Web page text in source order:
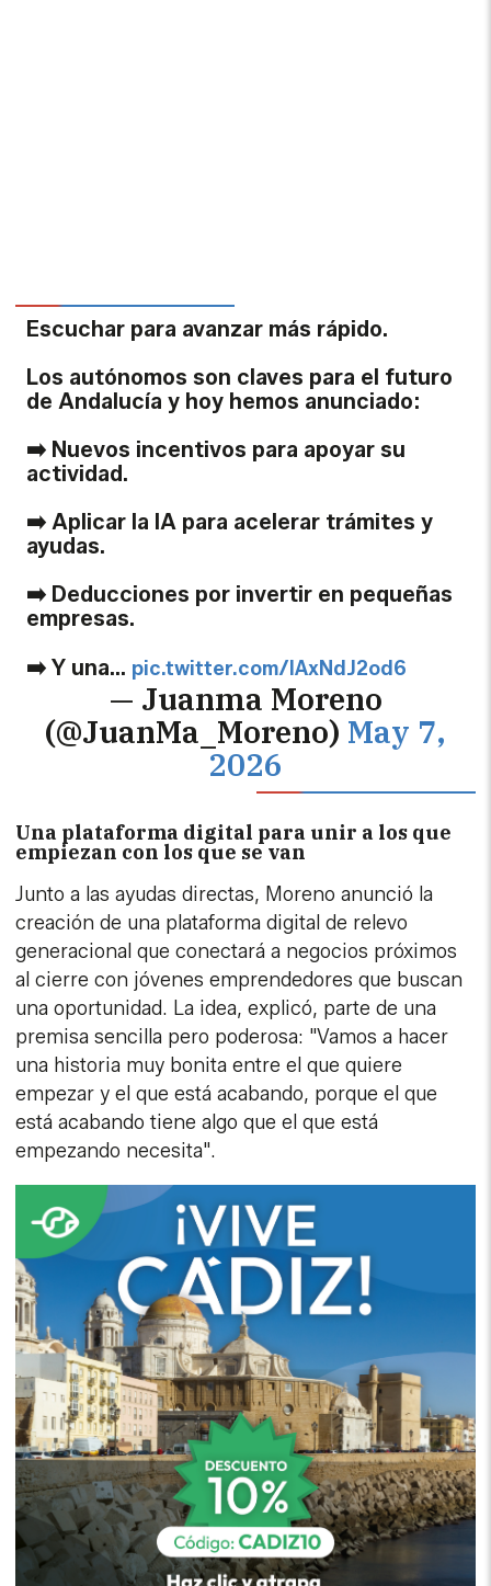
Escuchar para avanzar más rápido.
Los autónomos son claves para el futuro
de Andalucía y hoy hemos anunciado:
➡️ Nuevos incentivos para apoyar su
actividad.
➡️ Aplicar la IA para acelerar trámites y
ayudas.
➡️ Deducciones por invertir en pequeñas
empresas.
➡️ Y una… pic.twitter.com/lAxNdJ2od6
— Juanma Moreno
(@JuanMa_Moreno) May 7,
2026
Una plataforma digital para unir a los que
empiezan con los que se van
Junto a las ayudas directas, Moreno anunció la
creación de una plataforma digital de relevo
generacional que conectará a negocios próximos
al cierre con jóvenes emprendedores que buscan
una oportunidad. La idea, explicó, parte de una
premisa sencilla pero poderosa: "Vamos a hacer
una historia muy bonita entre el que quiere
empezar y el que está acabando, porque el que
está acabando tiene algo que el que está
empezando necesita".